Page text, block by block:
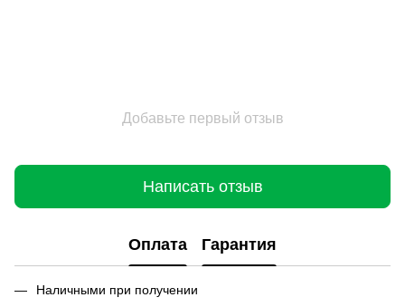
Добавьте первый отзыв
Написать отзыв
Оплата Гарантия
Наличными при получении